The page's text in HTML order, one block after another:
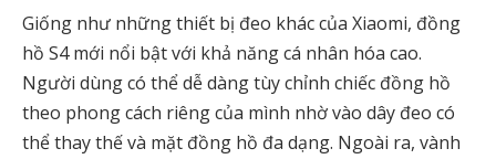
Giống như những thiết bị đeo khác của Xiaomi, đồng
hồ S4 mới nổi bật với khả năng cá nhân hóa cao.
Người dùng có thể dễ dàng tùy chỉnh chiếc đồng hồ
theo phong cách riêng của mình nhờ vào dây đeo có
thể thay thế và mặt đồng hồ đa dạng. Ngoài ra, vành